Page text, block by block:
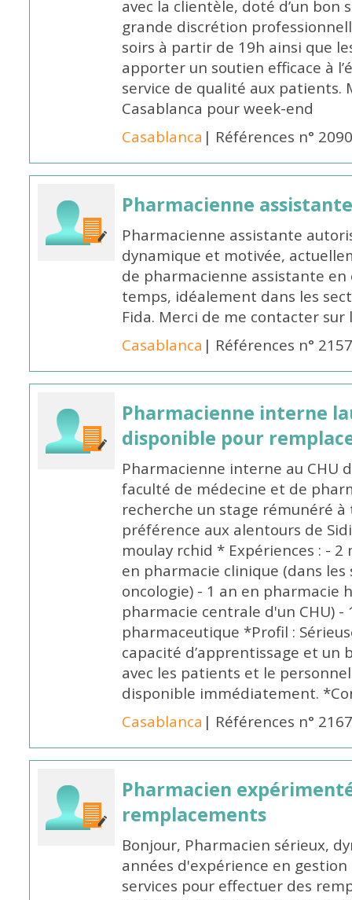
avec la clientèle, doté d’un bon
grande discrétion
soirs à partir de 19h ainsi que
apporter un soutien efficace à
service de qualité aux patients.
Casablanca pour week-end
Casablanca | Références n°
Pharmacienne
Pharmacienne assistante
dynamique et motivée,
de pharmacienne assistante en
temps, idéalement dans les
Fida. Merci de me contacter sur
Casablanca | Références n°
Pharmacienne interne
disponible pour
Pharmacienne interne au CHU
faculté de médecine et de
recherche un stage rémunéré
préférence aux alentours de
moulay rchid * Expériences : -
en pharmacie clinique (dans les
oncologie) - 1 an en pharmacie
pharmacie centrale d'un CHU)
pharmaceutique *Profil :
capacité d’apprentissage et un
avec les patients et le
disponible immédiatement.
Casablanca | Références n°
Pharmacien
remplacements
Bonjour, Pharmacien sérieux,
années d'expérience en
services pour effectuer des